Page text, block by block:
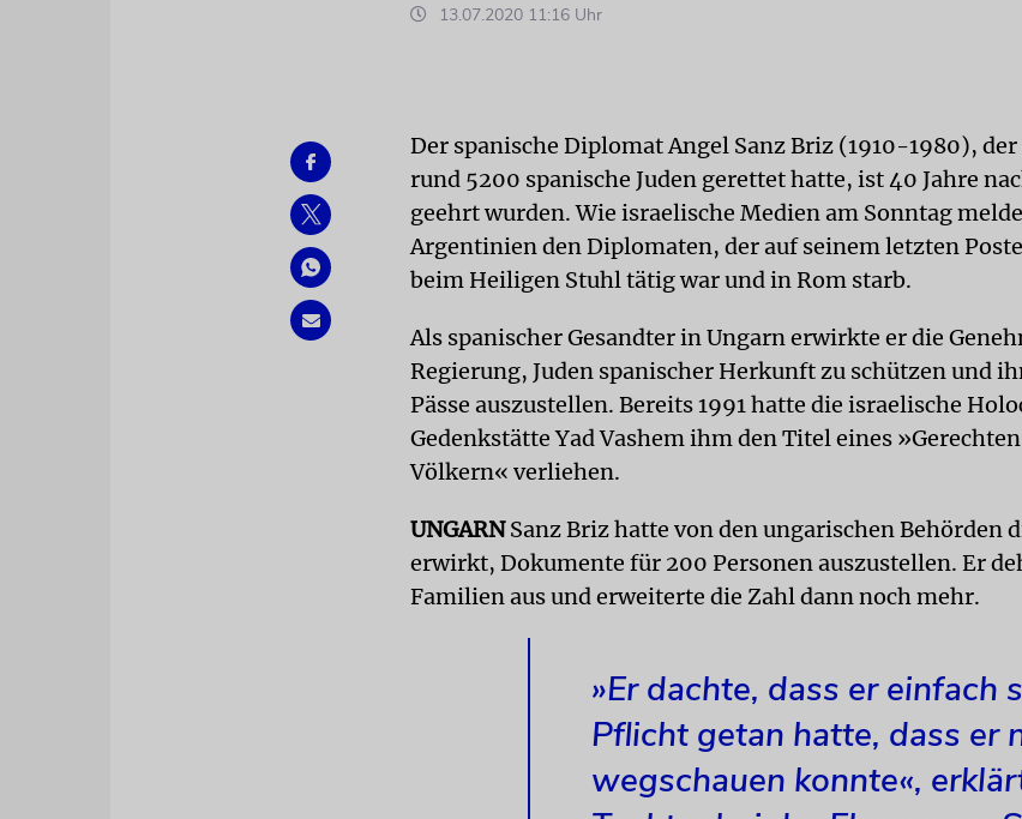
13.07.2020 11:16 Uhr
Der spanische Diplomat Angel Sanz Briz (1910-1980),
rund 5200 spanische Juden gerettet hatte, ist 40 Jahre
geehrt wurden. Wie israelische Medien am Sonntag
Argentinien den Diplomaten, der auf seinem letzten
beim Heiligen Stuhl tätig war und in Rom starb.
Als spanischer Gesandter in Ungarn erwirkte er die
Regierung, Juden spanischer Herkunft zu schützen und
Pässe auszustellen. Bereits 1991 hatte die israelische
Gedenkstätte Yad Vashem ihm den Titel eines
Völkern« verliehen.
UNGARNSanz Briz hatte von den ungarischen Behörden
erwirkt, Dokumente für 200 Personen auszustellen. Er
Familien aus und erweiterte die Zahl dann noch mehr.
»Er dachte, dass er einfach
Pflicht getan hatte, dass er
wegschauen konnte«,